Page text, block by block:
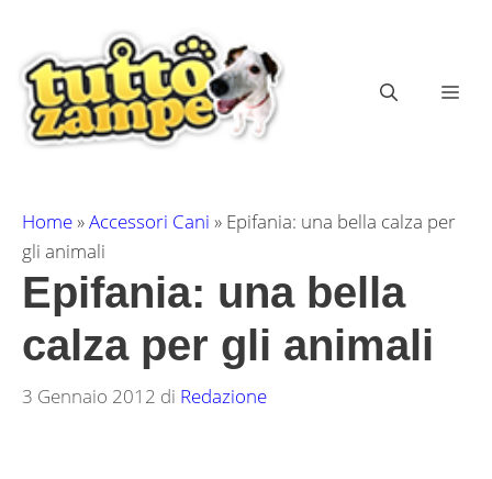
contenuto
Home»Accessori Cani » Epifania: una bella calza per
gli animali
Epifania: una bella
calza per gli animali
3 Gennaio 2012 di Redazione